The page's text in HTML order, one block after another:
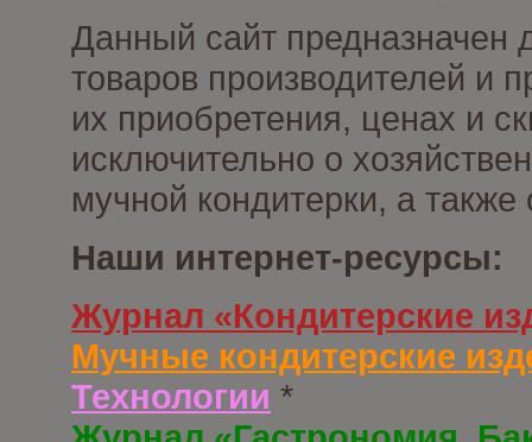
Данный сайт предназначен
товаров производителей и
их приобретения, ценах и
исключительно о
мучной кондитерки, а
Наши интернет-ресурсы:
Журнал «Кондитерские
Мучные кондитерские
Технологии *